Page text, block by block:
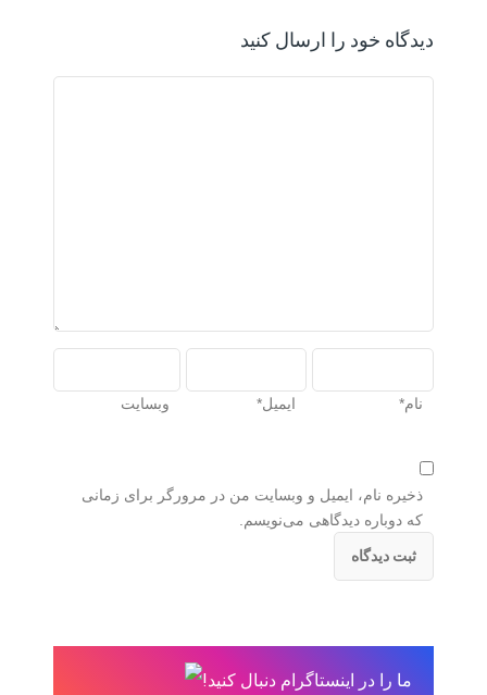
دیدگاه خود را ارسال کنید
نام* ایمیل* وبسایت
ذخیره نام، ایمیل و وبسایت من در مرورگر برای زمانی
که دوباره دیدگاهی می‌نویسم.
ما را در اینستاگرام دنبال کنید!